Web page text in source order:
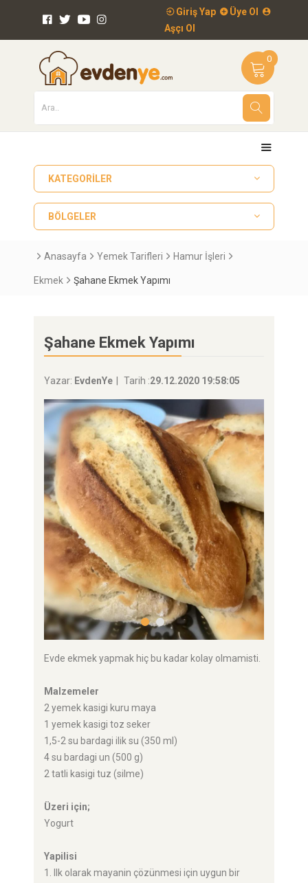
Giriş Yap
Üye Ol
Aşçı Ol
0
KATEGORILER
BÖLGELER
Anasayfa Yemek Tarifleri Hamur İşleri
Ekmek Şahane Ekmek Yapımı
Şahane Ekmek Yapımı
Yazar: EvdenYe Tarih :29.12.2020 19:58:05
Evde ekmek yapmak hiç bu kadar kolay olmamisti.
Malzemeler
2 yemek kasigi kuru maya
1 yemek kasigi toz seker
1,5-2 su bardagi ilik su (350 ml)
4 su bardagi un (500 g)
2 tatli kasigi tuz (silme)
Üzeri için;
Yogurt
Yapilisi
1. Ilk olarak mayanin çözünmesi için uygun bir